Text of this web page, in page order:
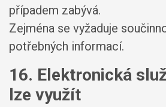
případem zabývá.
Zejména se vyžaduje
potřebných informací.
16. Elektronická
lze využít